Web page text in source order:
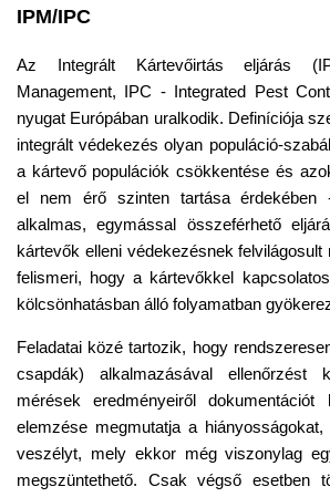
IPM/IPC
Az Integrált Kártevőirtás eljárás
Management, IPC - Integrated Pest
nyugat Európában uralkodik. Definíciója
integrált védekezés olyan populáció-
a kártevő populációk csökkentése és
el nem érő szinten tartása érdekében
alkalmas, egymással összeférhető
kártevők elleni védekezésnek
felismeri, hogy a kártevőkkel
kölcsönhatásban álló folyamatban
Feladatai közé tartozik, hogy
csapdák) alkalmazásával ellenőrzést
mérések eredményeiről
elemzése megmutatja a
veszélyt, mely ekkor még viszonylag
megszüntethető. Csak végső esetben